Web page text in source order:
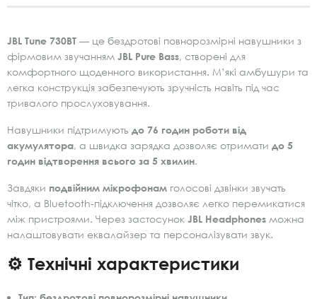
JBL Tune 730BT — це бездротові повнорозмірні навушники з
фірмовим звучанням JBL Pure Bass, створені для
комфортного щоденного використання. М’які амбушури та
легка конструкція забезпечують зручність навіть під час
тривалого прослуховування.
Навушники підтримують до 76 годин роботи від
акумулятора, а швидка зарядка дозволяє отримати до 5
годин відтворення всього за 5 хвилин.
Завдяки подвійним мікрофонам голосові дзвінки звучать
чітко, а Bluetooth‑підключення дозволяє легко перемикатися
між пристроями. Через застосунок JBL Headphones можна
налаштовувати еквалайзер та персоналізувати звук.
⚙️ Технічні характеристики